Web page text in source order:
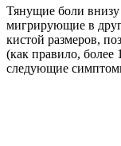
Тянущие боли внизу
мигрирующие в
кистой размеров,
(как правило, более
следующие